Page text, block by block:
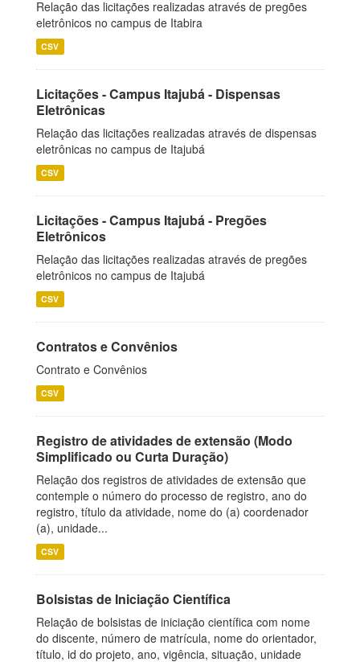
Relação das licitações realizadas através de pregões
eletrônicos no campus de Itabira
CSV
Licitações - Campus Itajubá - Dispensas
Eletrônicas
Relação das licitações realizadas através de dispensas
eletrônicas no campus de Itajubá
CSV
Licitações - Campus Itajubá - Pregões
Eletrônicos
Relação das licitações realizadas através de pregões
eletrônicos no campus de Itajubá
CSV
Contratos e Convênios
Contrato e Convênios
CSV
Registro de atividades de extensão (Modo
Simplificado ou Curta Duração)
Relação dos registros de atividades de extensão que
contemple o número do processo de registro, ano do
registro, título da atividade, nome do (a) coordenador
(a), unidade...
CSV
Bolsistas de Iniciação Científica
Relação de bolsistas de iniciação científica com nome
do discente, número de matrícula, nome do orientador,
título, id do projeto, ano, vigência, situação, unidade